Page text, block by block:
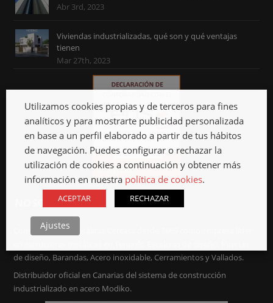
Abr 3rd, 2023
Viviendas industrializadas, qué son y qué ventajas
tienen
Mar 27th, 2023
NOSOTROS
Construcciones Metálicas Cercasa desde 1969 como empresa líder
de diseño, Barandas, Acero inoxidable, Cerramientos y Vallados.
Distribuidor oficial en Canarias del sistema de construcción
industrializado en acero Modiko.
Utilizamos cookies propias y de terceros para fines
analíticos y para mostrarte publicidad personalizada
en base a un perfil elaborado a partir de tus hábitos
de navegación. Puedes configurar o rechazar la
utilización de cookies a continuación y obtener más
información en nuestra política de cookies.
ACEPTAR RECHAZAR
Ajustes